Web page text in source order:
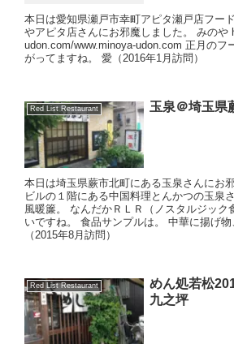
本日は愛知県瀬戸市幸町アピタ瀬戸店フー
やアピタ店さんにお邪魔しました。 みのや
udon.com/www.minoya-udon.com 正月のフ
がってますね。 愛（2016年1月訪問）
Red List Restaurant 玉泉＠埼玉県
本日は埼玉県蕨市北町にある玉泉さんにお
ビルの１階にある中国料理とんかつの玉泉
風暖簾。 なんだかＲＬＲ（ノスタルジック
いですね。 食品サンプルは。 中華に揚げ
（2015年8月訪問）
Red List Restaurant
めん処若松
九之坪